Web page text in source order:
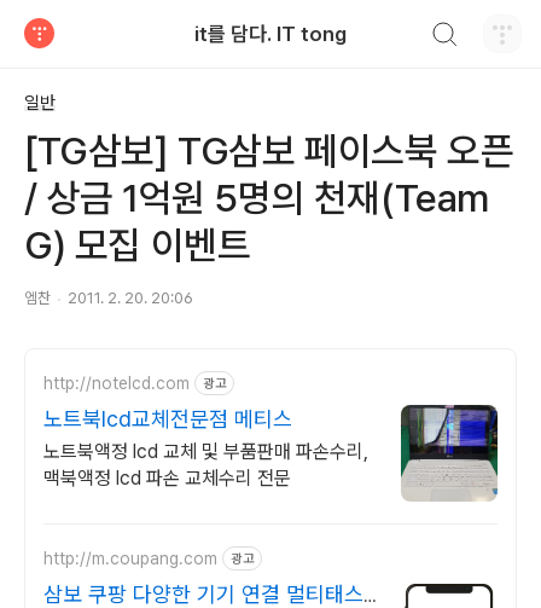
it를 담다. IT tong
일반
[TG삼보] TG삼보 페이스북 오픈
/ 상금 1억원 5명의 천재(Team
G) 모집 이벤트
엠찬 2011. 2. 20. 20:06
http://notelcd.com 광고
노트북lcd교체전문점 메티스
노트북액정 lcd 교체 및 부품판매 파손수리,
맥북액정 lcd 파손 교체수리 전문
http://m.coupang.com 광고
삼보 쿠팡 다양한 기기 연결 멀티태스